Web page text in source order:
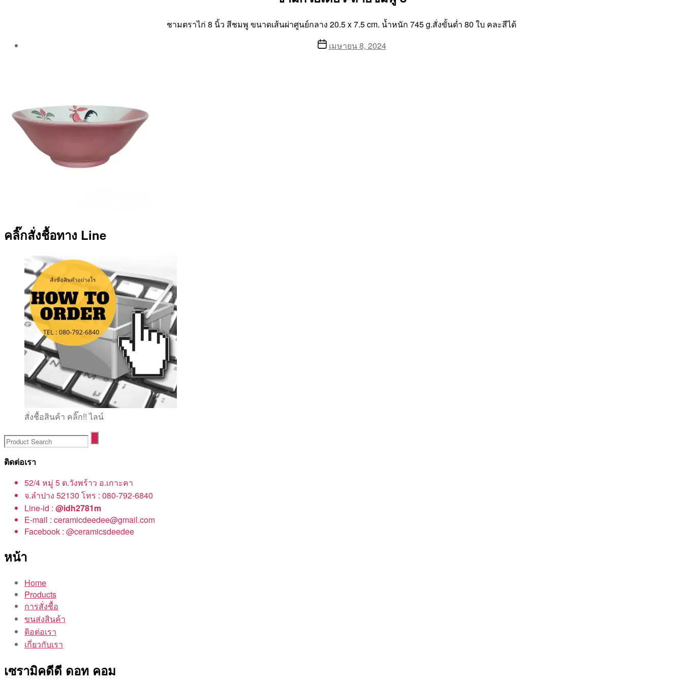
ชามตราไก่ 8 นิ้ว สีชมพู ขนาดเส้นผ่าศูนย์กลาง 20.5 x 7.5 cm. น้ำหนัก 745 g.สั่งขั้นต่ำ 80 ใบ คละสีได้
Postเมษายน 8, 2024
คลิ๊กสั่งชื้อทาง Line
สั่งชื้อสินค้า คลิ๊ก!! ไลน์
ติดต่อเรา
52/4 หมู่ 5 ต.วังพร้าว อ.เกาะคา
จ.ลำปาง 52130 โทร : 080-792-6840
Line-id : @idh2781m
E-mail : ceramicdeedee@gmail.com
Facebook : @ceramicsdeedee
หน้า
Home
Products
การสั่งชื้อ
ขนส่งสินค้า
ติอต่อเรา
เกี่ยวกับเรา
เซรามิคดีดี ดอท คอม